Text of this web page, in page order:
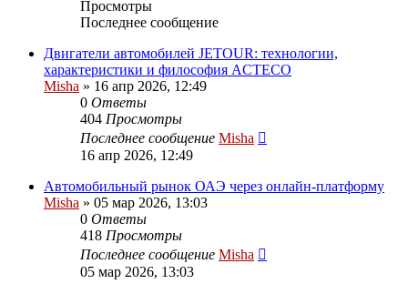
Просмотры
Последнее сообщение
Двигатели автомобилей JETOUR: технологии,
характеристики и философия ACTECO
Misha » 16 апр 2026, 12:49
0 Ответы
404 Просмотры
Последнее сообщение Misha
16 апр 2026, 12:49
Автомобильный рынок ОАЭ через онлайн-платформу
Misha » 05 мар 2026, 13:03
0 Ответы
418 Просмотры
Последнее сообщение Misha
05 мар 2026, 13:03